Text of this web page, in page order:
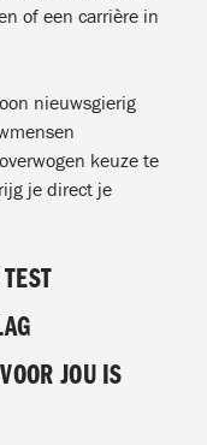
of een carrière in
nieuwsgierig
keuze te
je direct je
JOU IS